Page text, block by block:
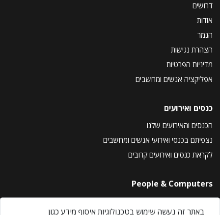
דרושים
אודות
הנמר
הצהרת נגישות
מדיניות הפרטיות
אפליקציה אנשים ומחשבים
כנסים ואירועים
הכנסים והאירועים שלנו
נצפיתם בכנסי ואירועי אנשים ומחשבים
לקראת כנסים ואירועים קרובים
People & Computers
About Us
באתר זה נעשה שימוש בטכנולוגיות איסוף מידע כגון